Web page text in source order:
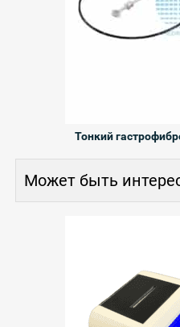
Тонкий
Может быть